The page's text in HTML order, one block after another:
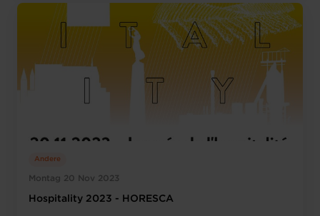
Montag 20 Nov 2023
Andere
Hospitality 2023 - HORESCA